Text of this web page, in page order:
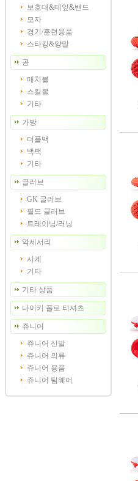
보호대&테잎&밴드
모자
경기/훈련용품
스타킹&양말
공
매치볼
스킬볼
기타
가방
더플백
백팩
기타
글러브
GK 글러브
필드 글러브
트레이닝/러닝
악세서리
시계
기타
기타 상품
나이키 폴로 티셔츠
쥬니어
쥬니어 신발
쥬니어 의류
쥬니어 용품
쥬니어 팀웨어